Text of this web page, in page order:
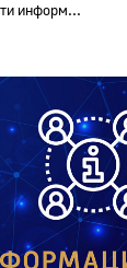
информ...